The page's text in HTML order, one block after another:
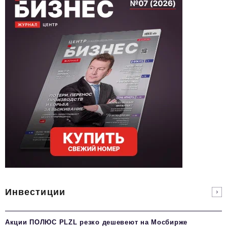
Инвестиции
Акции ПОЛЮС PLZL резко дешевеют на Мосбирже